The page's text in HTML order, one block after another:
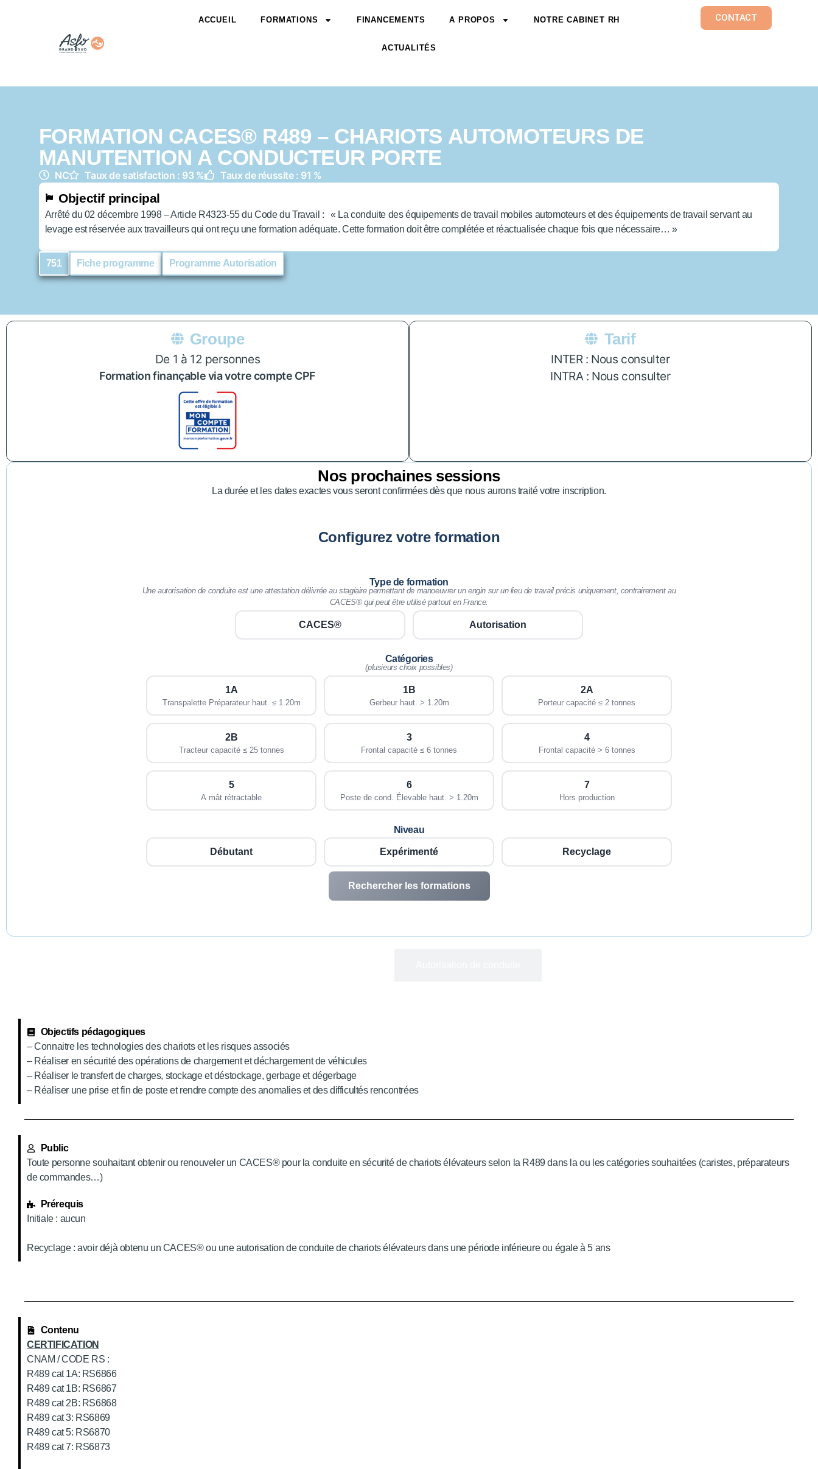
ACCUEIL FORMATIONS FINANCEMENTS A PROPOS NOTRE CABINET RH
ACTUALITÉS
CONTACT
FORMATION CACES® R489 – CHARIOTS AUTOMOTEURS DE
MANUTENTION A CONDUCTEUR PORTE
NC Taux de satisfaction : 93 % Taux de réussite : 91 %
Objectif principal
Arrêté du 02 décembre 1998 – Article R4323-55 du Code du Travail : « La conduite des équipements de travail mobiles automoteurs et des équipements de travail servant au
levage est réservée aux travailleurs qui ont reçu une formation adéquate. Cette formation doit être complétée et réactualisée chaque fois que nécessaire… »
751 Fiche programme Programme Autorisation
Groupe
De 1 à 12 personnes
Formation finançable via votre compte CPF
Tarif
INTER : Nous consulter
INTRA : Nous consulter
Nos prochaines sessions
La durée et les dates exactes vous seront confirmées dès que nous aurons traité votre inscription.
Configurez votre formation
Type de formation
Une autorisation de conduite est une attestation délivrée au stagiaire permettant de manoeuvrer un engin sur un lieu de travail précis uniquement, contrairement au
CACES® qui peut être utilisé partout en France.
CACES® Autorisation
Catégories
(plusieurs choix possibles)
1A
Transpalette Préparateur haut. ≤ 1.20m
1B
Gerbeur haut. > 1.20m
2A
Porteur capacité ≤ 2 tonnes
2B
Tracteur capacité ≤ 25 tonnes
3
Frontal capacité ≤ 6 tonnes
4
Frontal capacité > 6 tonnes
5
A mât rétractable
6
Poste de cond. Élevable haut. > 1.20m
7
Hors production
Niveau
Débutant Expérimenté Recyclage
Rechercher les formations
Objectifs pédagogiques
– Connaitre les technologies des chariots et les risques associés
– Réaliser en sécurité des opérations de chargement et déchargement de véhicules
– Réaliser le transfert de charges, stockage et déstockage, gerbage et dégerbage
– Réaliser une prise et fin de poste et rendre compte des anomalies et des difficultés rencontrées
Public
Toute personne souhaitant obtenir ou renouveler un CACES® pour la conduite en sécurité de chariots élévateurs selon la R489 dans la ou les catégories souhaitées (caristes, préparateurs
de commandes…)
Prérequis
Initiale : aucun
Recyclage : avoir déjà obtenu un CACES®ou une autorisation de conduite de chariots élévateurs dans une période inférieure ou égale à 5 ans
Contenu
CERTIFICATION
CNAM / CODE RS :
R489 cat 1A: RS6866
R489 cat 1B: RS6867
R489 cat 2B: RS6868
R489 cat 3: RS6869
R489 cat 5: RS6870
R489 cat 7: RS6873